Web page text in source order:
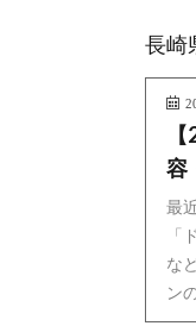
長崎
容
最
「
な
ン